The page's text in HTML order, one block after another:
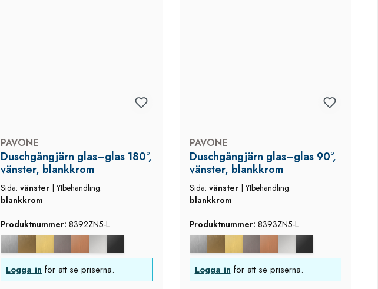
PAVONE
Duschgångjärn glas–glas 180°,
vänster, blankkrom
Sida: vänster Ytbehandling:
blankkrom
Produktnummer: 8392ZN5-L
Logga in för att se priserna.
PAVONE
Duschgångjärn glas–glas 90°,
vänster, blankkrom
Sida: vänster Ytbehandling:
blankkrom
Produktnummer: 8393ZN5-L
Logga in för att se priserna.